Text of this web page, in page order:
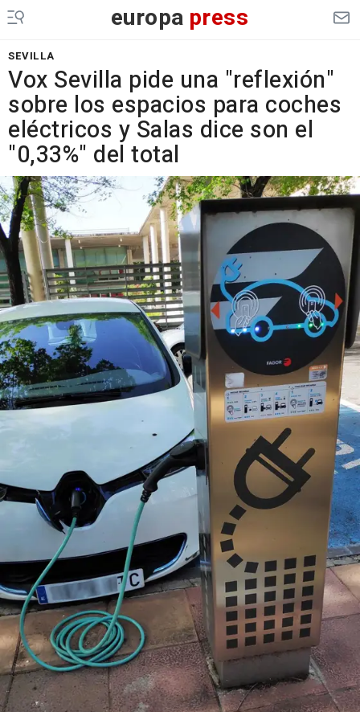
europa press
SEVILLA
Vox Sevilla pide una "reflexión"
sobre los espacios para coches
eléctricos y Salas dice son el
"0,33%" del total